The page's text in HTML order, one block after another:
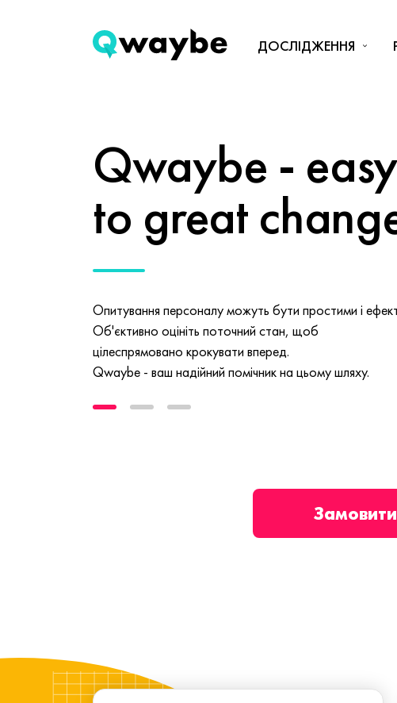
ДОСЛІДЖЕННЯ
Qwaybe -
to great
Опитування персоналу можуть бути простими і
Об'єктивно оцініть поточний стан, щоб
цілеспрямовано крокувати вперед.
Qwaybe - ваш надійний помічник на цьому шляху.